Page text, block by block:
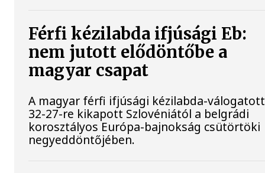
Férfi kézilabda ifjúsági Eb:
nem jutott elődöntőbe a
magyar csapat
A magyar férfi ifjúsági kézilabda-válogatott
32-27-re kikapott Szlovéniától a belgrádi
korosztályos Európa-bajnokság csütörtöki
negyeddöntőjében.